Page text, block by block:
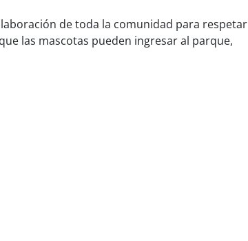
de toda la comunidad para respetar
las mascotas pueden ingresar al parque,